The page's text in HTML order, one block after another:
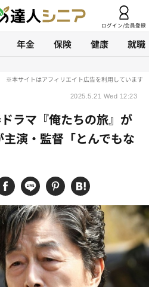
ログイン/会員登録
年金 保険 健康 就職
ラマ『俺たちの旅』が
演・監督「とんでもな
2025.5.21 Wed 12:23